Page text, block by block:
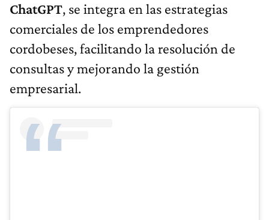
ChatGPT, se integra en las estrategias
comerciales de los emprendedores
cordobeses, facilitando la resolución de
consultas y mejorando la gestión
empresarial.